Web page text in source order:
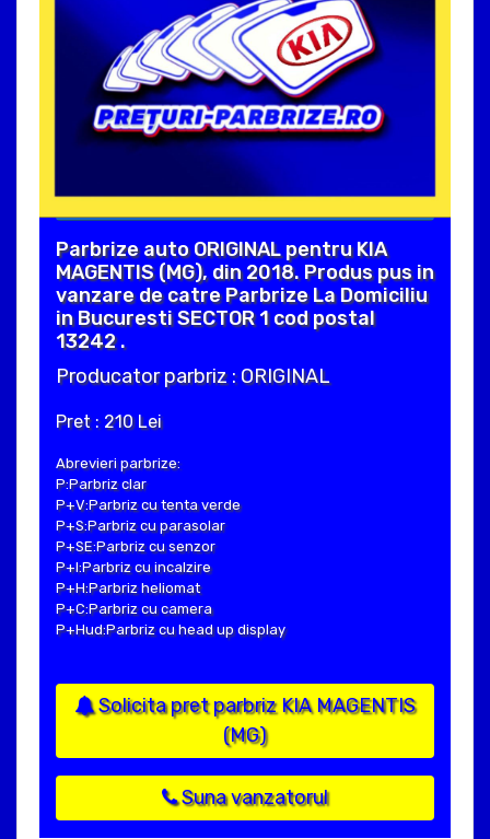
Parbrize auto ORIGINAL pentru KIA
MAGENTIS (MG), din 2018. Produs pus in
vanzare de catre Parbrize La Domiciliu
in Bucuresti SECTOR 1 cod postal
13242 .
Producator parbriz : ORIGINAL
Pret : 210 Lei
Abrevieri parbrize:
P:Parbriz clar
P+V:Parbriz cu tenta verde
P+S:Parbriz cu parasolar
P+SE:Parbriz cu senzor
P+I:Parbriz cu incalzire
P+H:Parbriz heliomat
P+C:Parbriz cu camera
P+Hud:Parbriz cu head up display
Solicita pret parbriz KIA MAGENTIS
(MG)
Suna vanzatorul